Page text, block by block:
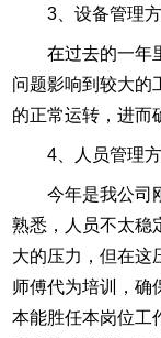
3、设备管理
在过去的一年
问题影响到较大的
的正常运转，进而
4、人员管理
今年是我公司
熟悉，人员不太稳
大的压力，但在这
师傅代为培训，确
本能胜任本岗位工